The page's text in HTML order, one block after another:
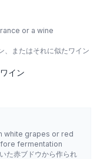
or a wine
、またはそれに似たワイン
イン
white grapes or red
fermentation
た赤ブドウから作られ